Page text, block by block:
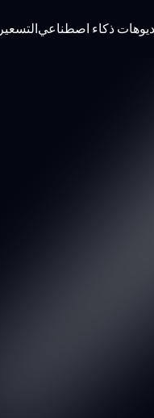
ذكاء اصطناعيالتسعير